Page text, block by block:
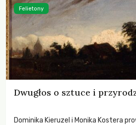
Dwugłos o sztuce i
Dominika Kieruzel i Monika Kostera
Felietony